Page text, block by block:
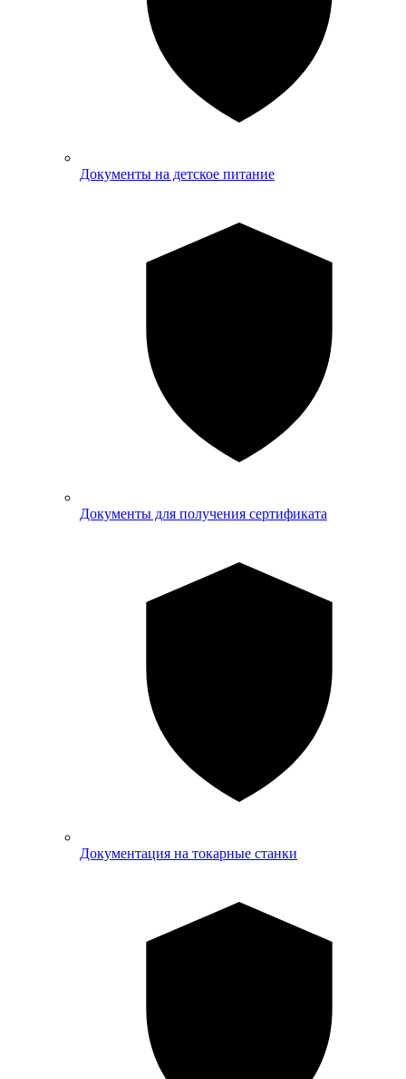
Документы на детское питание
Документы для получения сертификата
Документация на токарные станки